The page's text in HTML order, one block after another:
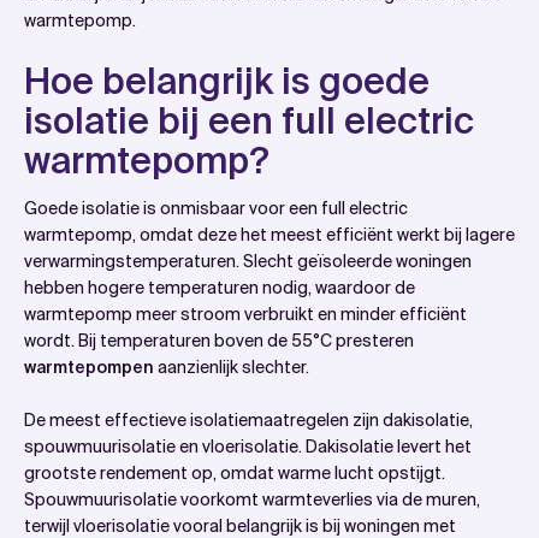
warmtepomp.
Hoe belangrijk is goede
isolatie bij een full electric
warmtepomp?
Goede isolatie is onmisbaar voor een full electric
warmtepomp, omdat deze het meest efficiënt werkt bij lagere
verwarmingstemperaturen. Slecht geïsoleerde woningen
hebben hogere temperaturen nodig, waardoor de
warmtepomp meer stroom verbruikt en minder efficiënt
wordt. Bij temperaturen boven de 55°C presteren
warmtepompen aanzienlijk slechter.
De meest effectieve isolatiemaatregelen zijn dakisolatie,
spouwmuurisolatie en vloerisolatie. Dakisolatie levert het
grootste rendement op, omdat warme lucht opstijgt.
Spouwmuurisolatie voorkomt warmteverlies via de muren,
terwijl vloerisolatie vooral belangrijk is bij woningen met